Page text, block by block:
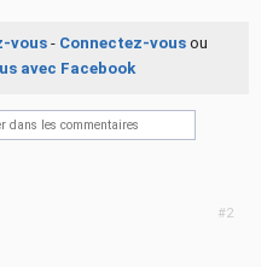
vous- Connectez-vousou
avec Facebook
#2